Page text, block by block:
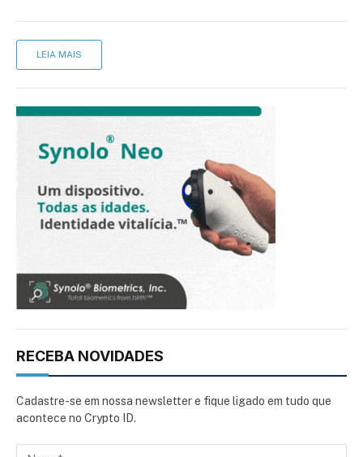
LEIA MAIS
RECEBA NOVIDADES
Cadastre-se em nossa newsletter e fique ligado em tudo que
acontece no Crypto ID.